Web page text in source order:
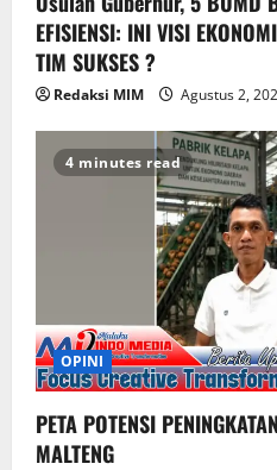
EFISIENSI: INI VISI
TIM SUKSES ?
Redaksi MIM Agustus 2,
4 minutes read
OPINI
PETA POTENSI
MALTENG